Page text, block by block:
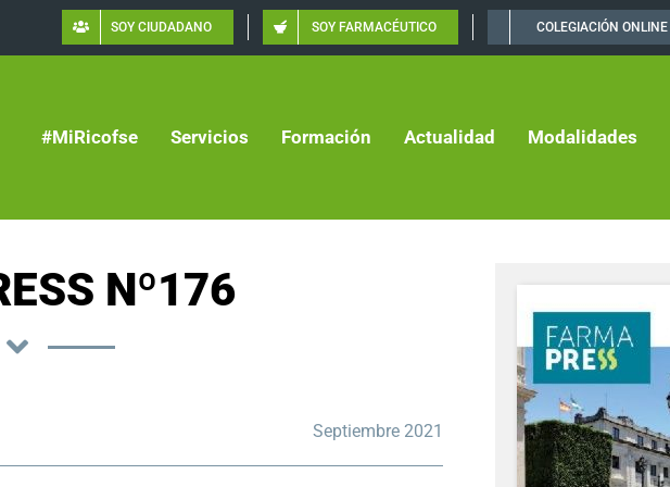
SOY CIUDADANO SOY FARMACÉUTICO COLEGIACIÓN ONLINE
#MiRicofse Servicios Formación Actualidad Modalidades
Nº176
Septiembre 2021